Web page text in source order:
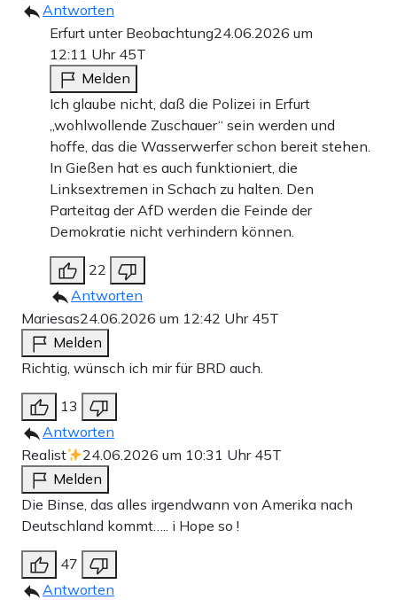
Antworten
Erfurt unter Beobachtung24.06.2026 um
12:11 Uhr 45T
Melden
Ich glaube nicht, daß die Polizei in Erfurt
„wohlwollende Zuschauer“ sein werden und
hoffe, das die Wasserwerfer schon bereit stehen.
In Gießen hat es auch funktioniert, die
Linksextremen in Schach zu halten. Den
Parteitag der AfD werden die Feinde der
Demokratie nicht verhindern können.
22
Antworten
Mariesas24.06.2026 um 12:42 Uhr 45T
Melden
Richtig, wünsch ich mir für BRD auch.
13
Antworten
Realist
24.06.2026 um 10:31 Uhr 45T
Melden
Die Binse, das alles irgendwann von Amerika nach
Deutschland kommt….. i Hope so !
47
Antworten